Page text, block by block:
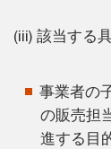
(iii) 該当する
事業者の
の販売担
進する目